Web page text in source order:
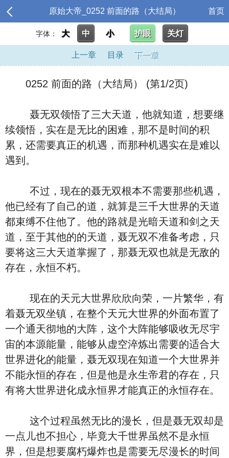
原始大帝_0252 前面的路（大结局） 首页
字体： 大 中 小 护眼 关灯
上一章 目录 下一章
0252 前面的路（大结局） (第1/2页)
聂无双领悟了三大天道，他就知道，想要继
续领悟，实在是无比的困难，那不是时间的积
累，还需要真正的机遇，而那种机遇实在是难以
遇到。
不过，现在的聂无双根本不需要那些机遇，
他已经有了自己的道，就算是三千大世界的天道
都束缚不住他了。他的路就是光暗天道和剑之天
道，至于其他的的天道，聂无双不准备考虑，只
要将这三大天道掌握了，那聂无双也就是无敌的
存在，永恒不朽。
现在的天元大世界欣欣向荣，一片繁华，有
着聂无双坐镇，在整个天元大世界的外面布置了
一个通天彻地的大阵，这个大阵能够吸收无尽宇
宙的本源能量，能够从虚空淬炼出需要的适合大
世界进化的能量，聂无双现在知道一个大世界并
不能永恒的存在，但是他是永生帝君的存在，只
有将大世界进化成永恒界才能真正的永恒存在。
这个过程虽然无比的漫长，但是聂无双却是
一点儿也不担心，毕竟大千世界虽然不是永恒
界，但是想要腐朽爆炸也是需要无尽漫长的时间